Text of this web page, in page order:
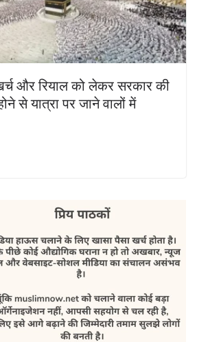
और रियाल को लेकर सरकार की
से यात्रा पर जाने वालों में